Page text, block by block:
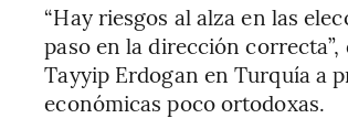
“Hay riesgos al alza en las
paso en la dirección
Tayyip Erdogan en Turquía a
económicas poco ortodoxas.